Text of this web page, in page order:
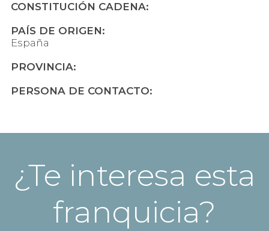
CONSTITUCIÓN CADENA:
PAÍS DE ORIGEN:
España
PROVINCIA:
PERSONA DE CONTACTO:
¿Te interesa esta
franquicia?